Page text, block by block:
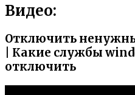
Видео:
Отключить
| Какие службы
отключить